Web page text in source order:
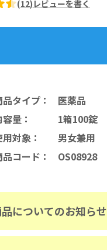
(12) レビューを書く
品タイプ：
医薬品
容量：
1箱100錠
用対象：
男女兼用
品コード ： OS08928
についてのお知らせ